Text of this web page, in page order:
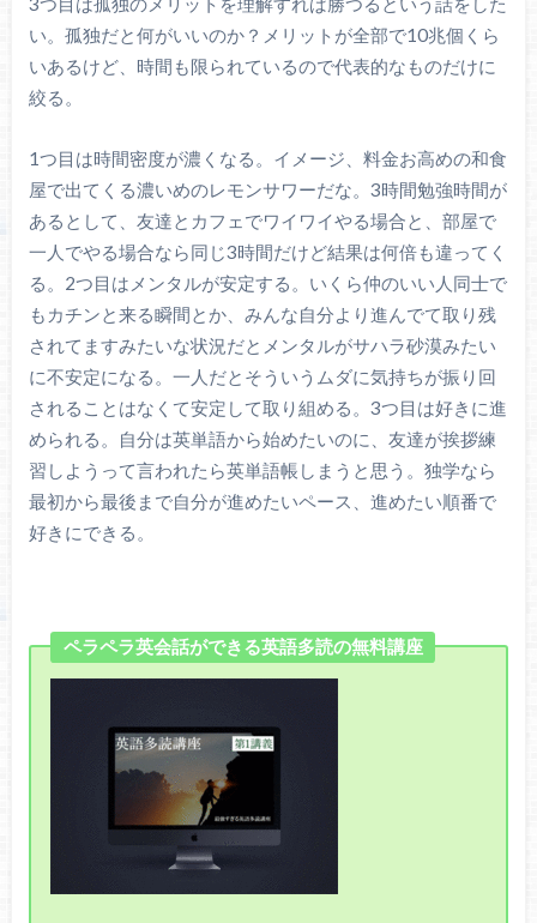
い。孤独だと何がいいのか？メリットが全部で10兆個くら
いあるけど、時間も限られているので代表的なものだけに
絞る。
1つ目は時間密度が濃くなる。イメージ、料金お高めの和食
屋で出てくる濃いめのレモンサワーだな。3時間勉強時間が
あるとして、友達とカフェでワイワイやる場合と、部屋で
一人でやる場合なら同じ3時間だけど結果は何倍も違ってく
る。2つ目はメンタルが安定する。いくら仲のいい人同士で
もカチンと来る瞬間とか、みんな自分より進んでて取り残
されてますみたいな状況だとメンタルがサハラ砂漠みたい
に不安定になる。一人だとそういうムダに気持ちが振り回
されることはなくて安定して取り組める。3つ目は好きに進
められる。自分は英単語から始めたいのに、友達が挨拶練
習しようって言われたら英単語帳しまうと思う。独学なら
最初から最後まで自分が進めたいペース、進めたい順番で
好きにできる。
ペラペラ英会話ができる英語多読の無料講座